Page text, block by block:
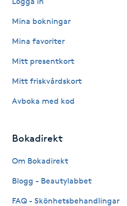
Hälsa
Hälsprickor
Idrottsmassage
IPL hårborttagning
Mina bokningar
Mina favoriter
Mitt presentkort
Mitt friskvårdskort
Avboka med kod
Bokadirekt
Om Bokadirekt
Blogg - Beautylabbet
FAQ - Skönhetsbehandlingar